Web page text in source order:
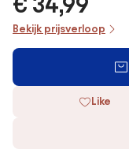
Bekijk prijsverloop
Like